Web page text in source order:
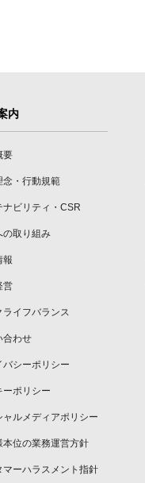
内
要
念・行動規範
ナビリティ・CSR
の取り組み
報
営
ライフバランス
合わせ
バシーポリシー
ーポリシー
ャルメディアポリシー
本位の業務運営方針
マーハラスメント指針